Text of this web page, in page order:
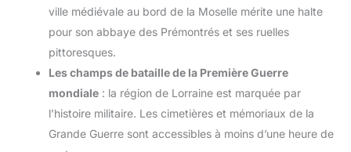
ville médiévale au bord de la Moselle mérite une halte
pour son abbaye des Prémontrés et ses ruelles
pittoresques.
Les champs de bataille de la Première Guerre
mondiale : la région de Lorraine est marquée par
l’histoire militaire. Les cimetières et mémoriaux de la
Grande Guerre sont accessibles à moins d’une heure de